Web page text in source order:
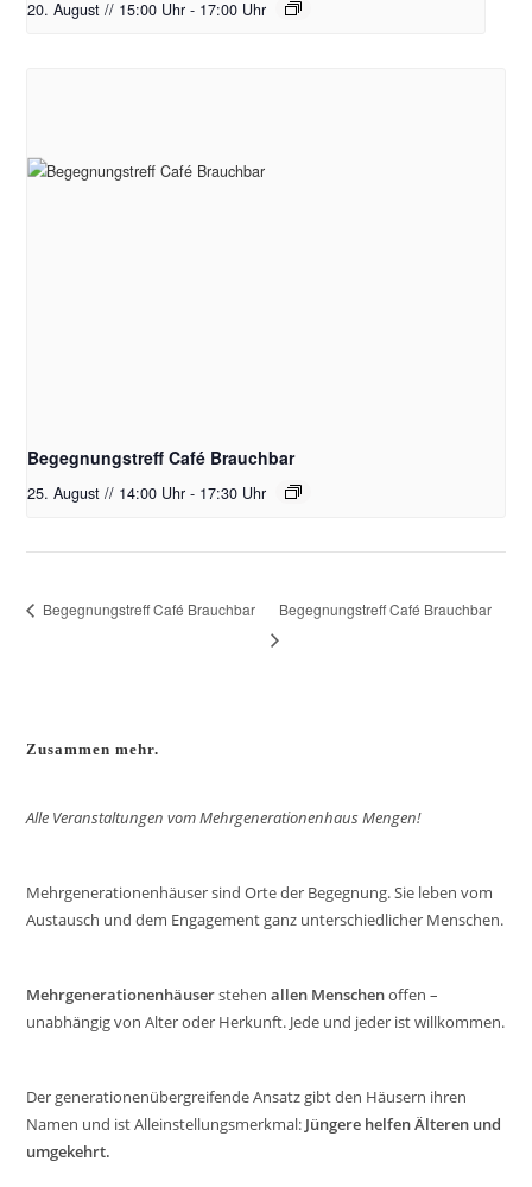
20. August // 15:00 Uhr - 17:00 Uhr
Begegnungstreff Café Brauchbar
25. August // 14:00 Uhr - 17:30 Uhr
Begegnungstreff Café Brauchbar Begegnungstreff Café Brauchbar
Zusammen mehr.
Alle Veranstaltungen vom Mehrgenerationenhaus Mengen!
Mehrgenerationenhäuser sind Orte der Begegnung. Sie leben vom
Austausch und dem Engagement ganz unterschiedlicher Menschen.
Mehrgenerationenhäuserstehenallen Menschenoffen –
unabhängig von Alter oder Herkunft. Jede und jeder ist willkommen.
Der generationenübergreifende Ansatz gibt den Häusern ihren
Namen und ist Alleinstellungsmerkmal: Jüngere helfen Älteren und
umgekehrt.